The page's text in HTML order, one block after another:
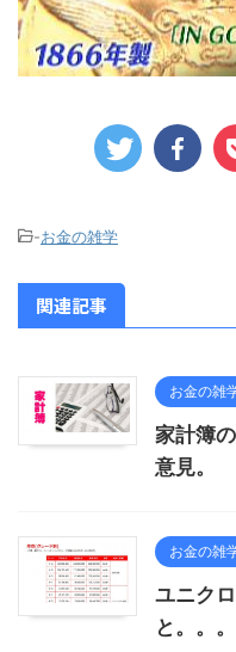
-お金の雑学
関連記事
お金の雑
家計簿
意見。
お金の雑
ユニク
と。。。